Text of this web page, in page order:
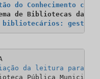
do Conhecimento
de Bibliotecas da
gestão do
da leitura para a
Pública